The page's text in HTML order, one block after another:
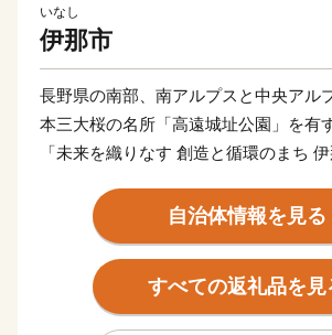
いなし
伊那市
長野県の南部、南アルプスと中央アル
本三大桜の名所「高遠城址公園」を有
「未来を織りなす 創造と循環のまち
取り組んでいます。
遠く故郷を離れてお住まいの皆さん、
史・文化を愛される皆さん、ふるさと
市のまちづくりにご参加いただければ
自治体情報を見る
すべての返礼品を見